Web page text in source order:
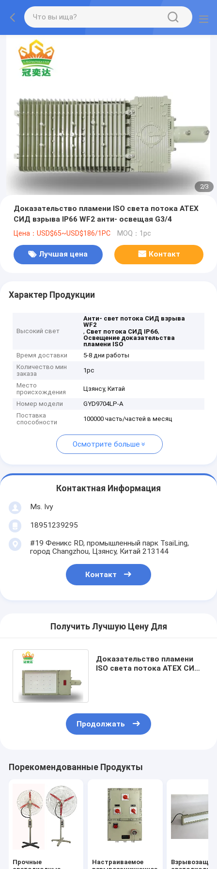
2/3
Доказательство пламени ISO света потока ATEX
СИД взрыва IP66 WF2 анти- освещая G3/4
Цена：USD$65~USD$186/1PC MOQ：1pc
Лучшая цена Контакт
Характер Продукции
Высокий свет
Анти- свет потока СИД взрыва
WF2
, Свет потока СИД IP66,
Освещение доказательства
пламени ISO
Время доставки
5-8 дни работы
Количество мин
заказа
1pc
Место
происхождения
Цзянсу, Китай
Номер модели
GYD9704LP-A
Поставка
способности
100000 часть/частей в месяц
Осмотрите больше
Контактная Информация
Ms. Ivy
18951239295
#19 Феникс RD, промышленный парк TsaiLing,
город Changzhou, Цзянсу, Китай 213144
Контакт
Получить Лучшую Цену Для
Доказательство пламени
ISO света потока ATEX СИД
Продолжать
Порекомендованные Продукты
Прочные
Настраиваемое